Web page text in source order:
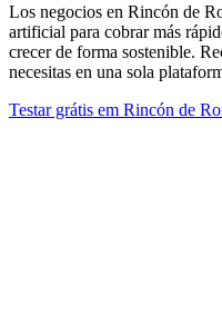
Los negocios en Rincón de
artificial para cobrar más
crecer de forma sostenible.
necesitas en una sola
Testar grátis em Rincón de